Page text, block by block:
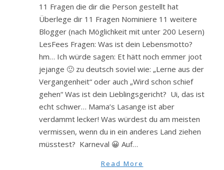
11 Fragen die dir die Person gestellt hat
Überlege dir 11 Fragen Nominiere 11 weitere
Blogger (nach Möglichkeit mit unter 200 Lesern)
LesFees Fragen: Was ist dein Lebensmotto?
hm… Ich würde sagen: Et hätt noch emmer joot
jejange 🙂 zu deutsch soviel wie: „Lerne aus der
Vergangenheit“ oder auch „Wird schon schief
gehen“ Was ist dein Lieblingsgericht? Ui, das ist
echt schwer… Mama’s Lasange ist aber
verdammt lecker! Was würdest du am meisten
vermissen, wenn du in ein anderes Land ziehen
müsstest? Karneval 😀 Auf…
Read More